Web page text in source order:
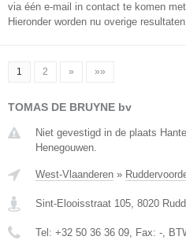
via één e-mail in contact te komen
Hieronder worden nu overige
1 2 » »»
TOMAS DE BRUYNE bv
Niet gevestigd in de plaats
Henegouwen.
West-Vlaanderen »
Sint-Elooisstraat 105, 8020
Tel: +32 50 36 36 09, Fax: -,